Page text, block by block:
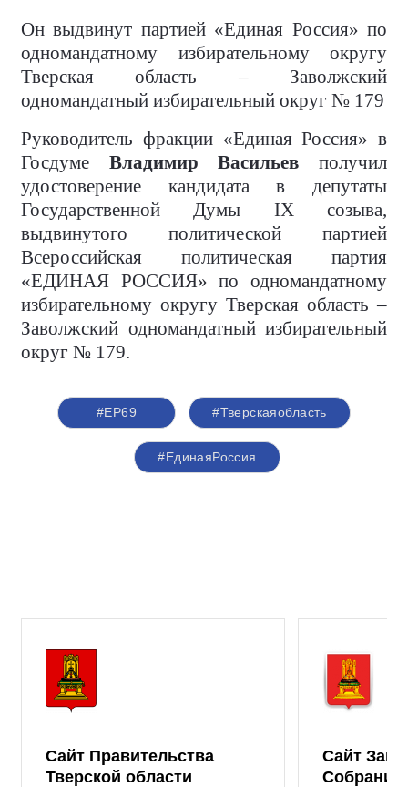
Он выдвинут партией «Единая Россия» по
одномандатному избирательному округу
Тверская область – Заволжский
одномандатный избирательный округ № 179
Руководитель фракции «Единая Россия» в
Госдуме Владимир Васильев получил
удостоверение кандидата в депутаты
Государственной Думы IX созыва,
выдвинутого политической партией
Всероссийская политическая партия
«ЕДИНАЯ РОССИЯ» по одномандатному
избирательному округу Тверская область –
Заволжский одномандатный избирательный
округ № 179.
#ЕР69 #Тверскаяобласть
#ЕдинаяРоссия
Сайт Правительства
Тверской области
Сайт
Собрания